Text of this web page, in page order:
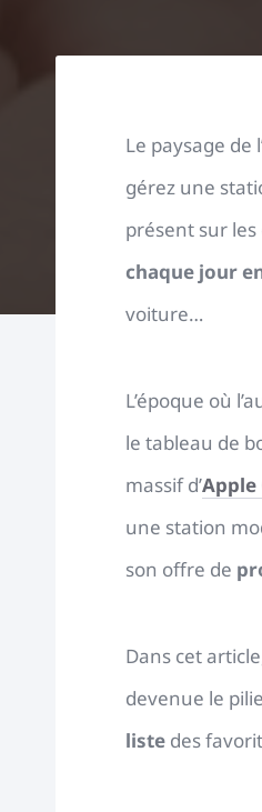
Le paysage de
gérez une
présent sur
chaque jour
voiture…
L’époque où
le tableau de
massif d’Apple
une station
son offre de
Dans cet
devenue le
listedes